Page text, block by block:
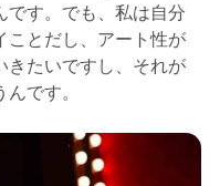
です。でも、私は自分
ことだし、アート性が
きたいですし、それが
です。